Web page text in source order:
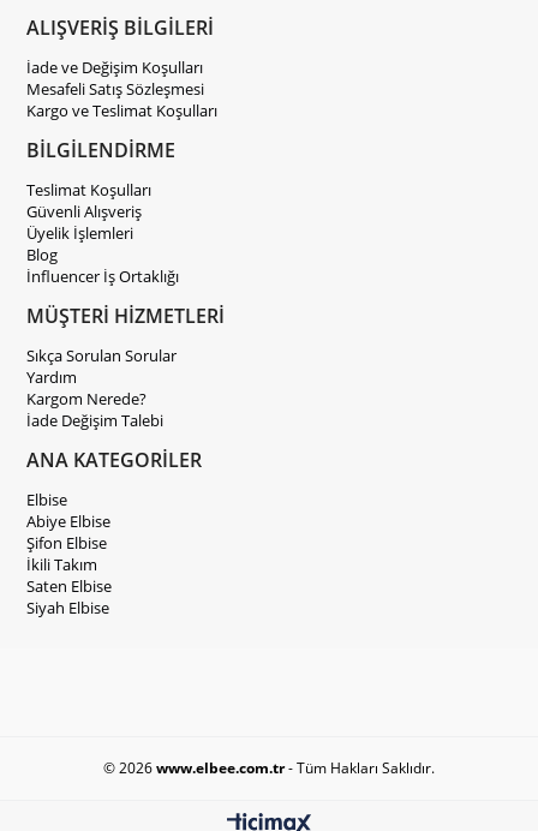
ALIŞVERİŞ BİLGİLERİ
İade ve Değişim Koşulları
Mesafeli Satış Sözleşmesi
Kargo ve Teslimat Koşulları
BİLGİLENDİRME
Teslimat Koşulları
Güvenli Alışveriş
Üyelik İşlemleri
Blog
İnfluencer İş Ortaklığı
MÜŞTERİ HİZMETLERİ
Sıkça Sorulan Sorular
Yardım
Kargom Nerede?
İade Değişim Talebi
ANA KATEGORİLER
Elbise
Abiye Elbise
Şifon Elbise
İkili Takım
Saten Elbise
Siyah Elbise
© 2026www.elbee.com.tr- Tüm Hakları Saklıdır.